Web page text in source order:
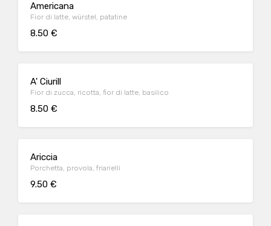
Americana
Fior di latte, würstel, patatine
8.50 €
A' Ciurill
Fior di zucca, ricotta, fior di latte, basilico
8.50 €
Ariccia
Porchetta, provola, friarielli
9.50 €